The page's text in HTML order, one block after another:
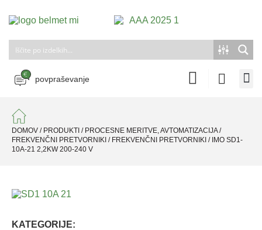
povpraševanje
DOMOV / PRODUKTI / PROCESNE MERITVE, AVTOMATIZACIJA/
FREKVENČNI PRETVORNIKI / FREKVENČNI PRETVORNIKI / IMO SD1-
10A-21 2,2KW 200-240 V
KATEGORIJE: